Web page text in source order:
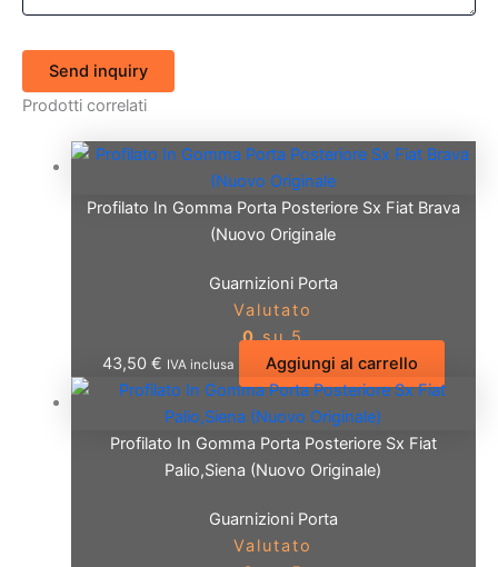
Send inquiry
Prodotti correlati
Profilato In Gomma Porta Posteriore Sx Fiat Brava
(Nuovo Originale
Guarnizioni Porta
Valutato
0su 5
43,50 € IVA inclusa Aggiungi al carrello
Profilato In Gomma Porta Posteriore Sx Fiat
Palio,Siena (Nuovo Originale)
Guarnizioni Porta
Valutato